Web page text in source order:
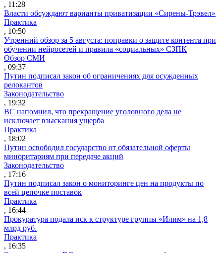
, 11:28
Власти обсуждают варианты приватизации «Сирены-Трэвел»
Практика
, 10:50
Утренний обзор за 5 августа: поправки о защите контента при
обучении нейросетей и правила «социальных» СЗПК
Обзор СМИ
, 09:37
Путин подписал закон об ограничениях для осужденных
релокантов
Законодательство
, 19:32
ВС напомнил, что прекращение уголовного дела не
исключает взыскания ущерба
Практика
, 18:02
Путин освободил государство от обязательной оферты
миноритариям при передаче акций
Законодательство
, 17:16
Путин подписал закон о мониторинге цен на продукты по
всей цепочке поставок
Практика
, 16:44
Прокуратура подала иск к структуре группы «Илим» на 1,8
млрд руб.
Практика
, 16:35